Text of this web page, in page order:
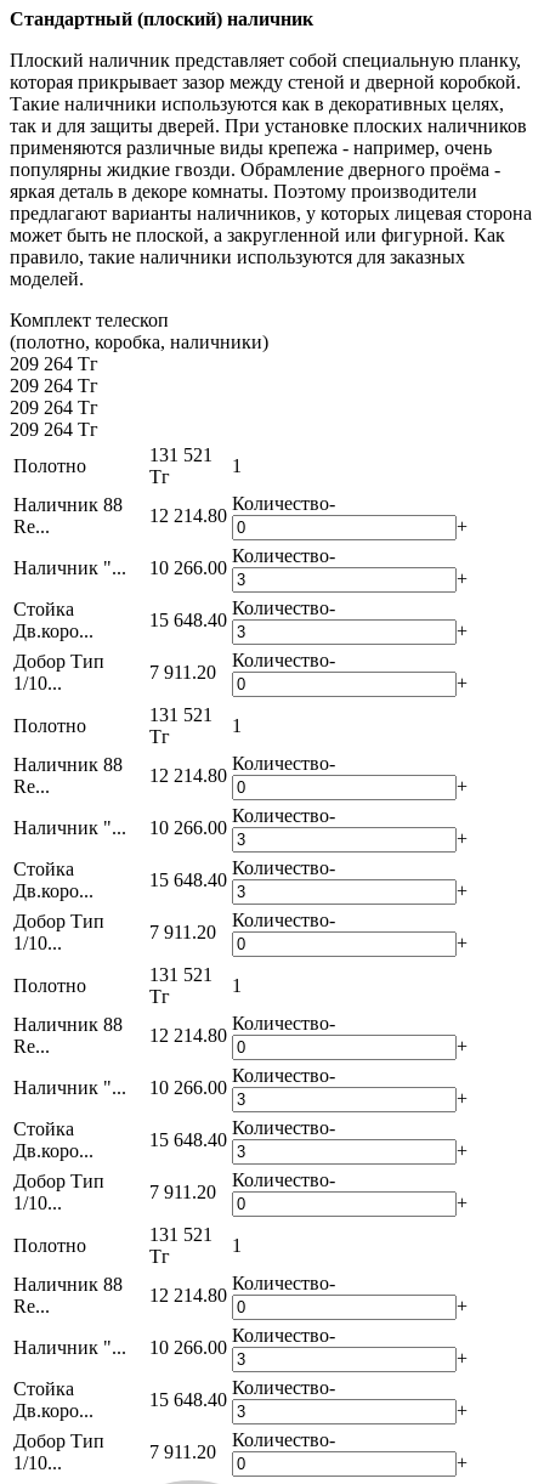
Стандартный (плоский) наличник
Плоский наличник представляет собой специальную планку,
которая прикрывает зазор между стеной и дверной коробкой.
Такие наличники используются как в декоративных целях,
так и для защиты дверей. При установке плоских наличников
применяются различные виды крепежа - например, очень
популярны жидкие гвозди. Обрамление дверного проёма -
яркая деталь в декоре комнаты. Поэтому производители
предлагают варианты наличников, у которых лицевая сторона
может быть не плоской, а закругленной или фигурной. Как
правило, такие наличники используются для заказных
моделей.
Комплект телескоп
(полотно, коробка, наличники)
209 264 Тг
209 264 Тг
209 264 Тг
209 264 Тг
Полотно
131 521
Тг
1
Наличник 88
Re...
12 214.80
Количество-
+
Наличник "...
10 266.00
Количество-
+
Стойка
Дв.коро...
15 648.40
Количество-
+
Добор Тип
1/10...
7 911.20
Количество-
+
Полотно
131 521
Тг
1
Наличник 88
Re...
12 214.80
Количество-
+
Наличник "...
10 266.00
Количество-
+
Стойка
Дв.коро...
15 648.40
Количество-
+
Добор Тип
1/10...
7 911.20
Количество-
+
Полотно
131 521
Тг
1
Наличник 88
Re...
12 214.80
Количество-
+
Наличник "...
10 266.00
Количество-
+
Стойка
Дв.коро...
15 648.40
Количество-
+
Добор Тип
1/10...
7 911.20
Количество-
+
Полотно
131 521
Тг
1
Наличник 88
Re...
12 214.80
Количество-
+
Наличник "...
10 266.00
Количество-
+
Стойка
Дв.коро...
15 648.40
Количество-
+
Добор Тип
1/10...
7 911.20
Количество-
+